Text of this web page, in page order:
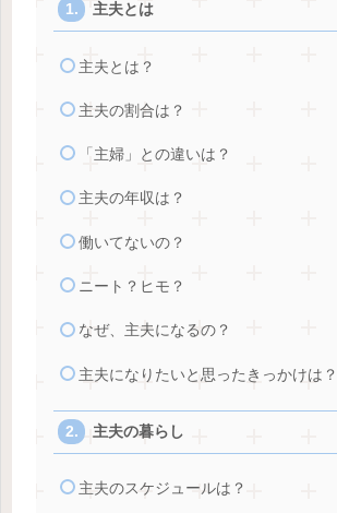
主夫とは
主夫とは？
主夫の割合は？
「主婦」との違いは？
主夫の年収は？
働いてないの？
ニート？ヒモ？
なぜ、主夫になるの？
主夫になりたいと思ったきっかけは？
主夫の暮らし
主夫のスケジュールは？